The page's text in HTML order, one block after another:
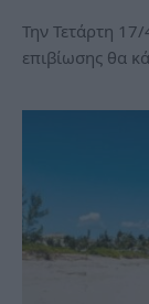
Την Τετάρτη 17/
επιβίωσης θα